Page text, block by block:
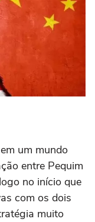
um mundo
entre Pequim
no início que
com os dois
muito